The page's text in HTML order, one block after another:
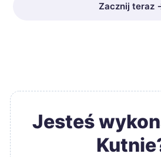
Zacznij teraz
Jesteś